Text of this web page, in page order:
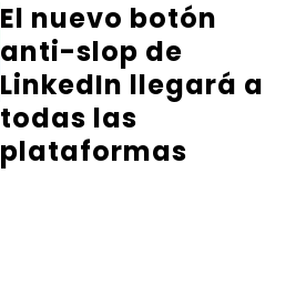
El nuevo botón
anti-slop de
LinkedIn llegará a
todas las
plataformas